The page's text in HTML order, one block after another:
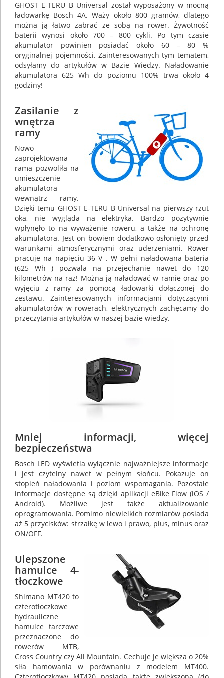
GHOST E-TERU B Universal został wyposażony w mocną
ładowarkę Bosch 4A. Waży około 800 gramów, dlatego
można ją łatwo zabrać ze sobą na rower. Żywotność
baterii wynosi około 700 – 800 cykli. Po tym czasie
akumulator powinien posiadać około 60 – 80 %
oryginalnej pojemności. Zainteresowanych tym tematem,
odsyłamy do artykułów w Bazie Wiedzy. Naładowanie
akumulatora 625 Wh do poziomu 100% trwa około 4
godziny!
Zasilanie z
wnętrza
ramy
Nowo
zaprojektowana
rama pozwoliła na
umieszczenie
akumulatora
wewnątrz ramy.
Dzięki temu GHOST E-TERU B Universal na pierwszy rzut
oka, nie wygląda na elektryka. Bardzo pozytywnie
wpłynęło to na wyważenie roweru, a także na ochronę
akumulatora. Jest on bowiem dodatkowo osłonięty przed
warunkami atmosferycznymi oraz uderzeniami. Rower
pracuje na napięciu 36 V . W pełni naładowana bateria
(625 Wh ) pozwala na przejechanie nawet do 120
kilometrów na raz! Można ją naładować w ramie oraz po
wyjęciu z ramy za pomocą ładowarki dołączonej do
zestawu. Zainteresowanych informacjami dotyczącymi
akumulatorów w rowerach, elektrycznych zachęcamy do
przeczytania artykułów w naszej bazie wiedzy.
Mniej informacji, więcej
bezpieczeństwa
Bosch LED wyświetla wyłącznie najważniejsze informacje
i jest czytelny nawet w pełnym słońcu. Pokazuje on
stopień naładowania i poziom wspomagania. Pozostałe
informacje dostępne są dzięki aplikacji eBike Flow (iOS /
Android). Możliwe jest także aktualizowanie
oprogramowania. Pomimo niewielkich rozmiarów posiada
aż 5 przycisków: strzałkę w lewo i prawo, plus, minus oraz
ON/OFF.
Ulepszone
hamulce 4-
tłoczkowe
Shimano MT420 to
czterotłoczkowe
hydrauliczne
hamulce tarczowe
przeznaczone do
rowerów MTB,
Cross Country czy All Mountain. Cechuje je większa o 20%
siła hamowania w porównaniu z modelem MT400.